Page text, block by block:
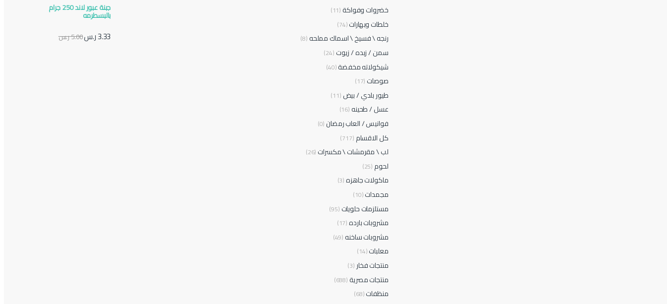
خضروات وفواكة(11)
خلطات وبهارات(74)
رنجه \ فسيخ \ اسماك مملحه(8)
سمن / زبده / زيوت (24)
شيكولاته مخفضة(40)
صوصات (17)
طيور بلدي / بيض (11)
عسل / طحينه(16)
فوانيس / العاب رمضان(0)
كل الاقسام (717)
لب \ مقرمشات \ مكسرات (26)
لحوم (25)
ماكولات جاهزه(3)
مجمدات(10)
مستلزمات حلويات (95)
مشروبات بارده(17)
مشروبات ساخنه(49)
معلبات(14)
منتجات فخار (3)
منتجات مصرية(688)
منظفات(68)
جبنة عبور لاند 250 جرام
بالبسطرمه
3.33ر.س5.00ر.س